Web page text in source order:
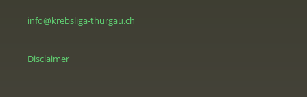
info@krebsliga-thurgau.ch
Disclaimer